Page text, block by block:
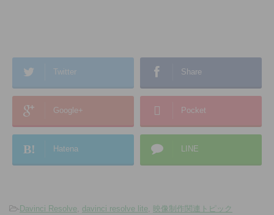
Twitter Share
Google+ Pocket
B! Hatena LINE
-Davinci Resolve davinci resolve lite 映像制作関連トピック